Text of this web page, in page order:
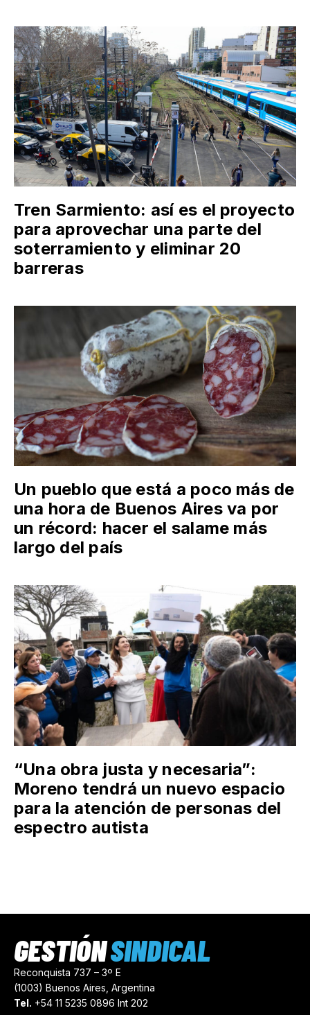
Tren Sarmiento: así es el proyecto
para aprovechar una parte del
soterramiento y eliminar 20
barreras
Un pueblo que está a poco más de
una hora de Buenos Aires va por
un récord: hacer el salame más
largo del país
“Una obra justa y necesaria”:
Moreno tendrá un nuevo espacio
para la atención de personas del
espectro autista
Reconquista 737 – 3º E
(1003) Buenos Aires, Argentina
Tel. +54 11 5235 0896 Int 202
GESTIÓNSINDICAL